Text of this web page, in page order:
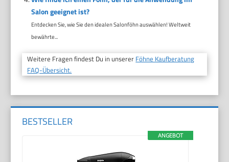
Salon geeignet ist?
Entdecken Sie, wie Sie den idealen Salonföhn auswählen! Weltweit
bewährte...
Weitere Fragen findest Du in unserer Föhne Kaufberatung
FAQ-Übersicht.
BESTSELLER
ANGEBOT